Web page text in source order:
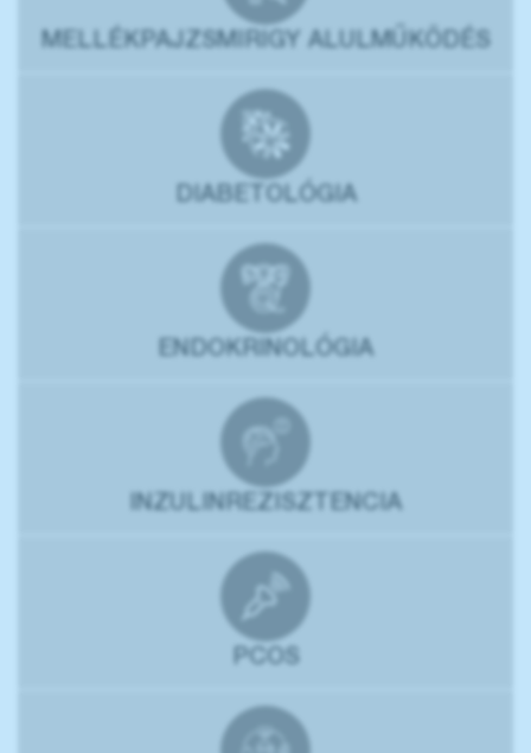
MELLÉKPAJZSMIRIGY ALULMŰKÖDÉS
DIABETOLÓGIA
ENDOKRINOLÓGIA
INZULINREZISZTENCIA
PCOS